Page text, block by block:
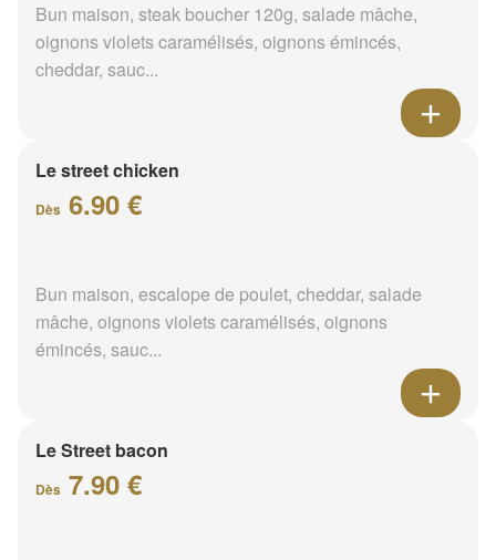
Bun maison, steak boucher 120g, salade mâche,
oignons violets caramélisés, oignons émincés,
cheddar, sauc...
Le street chicken
Dès 6.90 €
Bun maison, escalope de poulet, cheddar, salade
mâche, oignons violets caramélisés, oignons
émincés, sauc...
Le Street bacon
Dès 7.90 €